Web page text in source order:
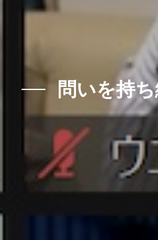
問いを持